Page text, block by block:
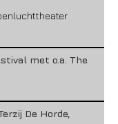
met o.a. The
De Horde,